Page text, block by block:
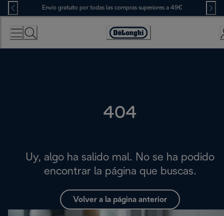
Skip
to
Content
Envío gratuito por todas las compras superiores a 49€
Accessibility
Statement
404
Uy, algo ha salido mal. No se ha podido
encontrar la página que buscas.
Volver a la página anterior